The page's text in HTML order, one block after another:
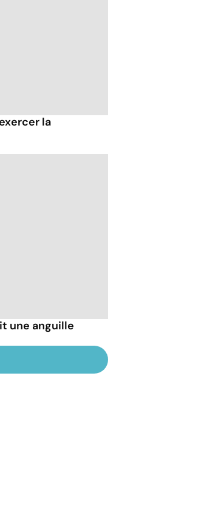
la
une anguille